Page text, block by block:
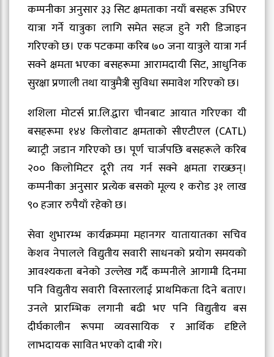
कम्पनीका अनुसार ३३ सिट क्षमताका नयाँ बसहरू उभिएर
यात्रा गर्ने यात्रुका लागि समेत सहज हुने गरी डिजाइन
गरिएको छ। एक पटकमा करिब ७० जना यात्रुले यात्रा गर्न
सक्ने क्षमता भएका बसहरूमा आरामदायी सिट, आधुनिक
सुरक्षा प्रणाली तथा यात्रुमैत्री सुविधा समावेश गरिएको छ।
शशिला मोटर्स प्रा.लि.द्वारा चीनबाट आयात गरिएका यी
बसहरूमा १४४ किलोवाट क्षमताको सीएटीएल (CATL)
ब्याट्री जडान गरिएको छ। पूर्ण चार्जपछि बसहरूले करिब
२०० किलोमिटर दूरी तय गर्न सक्ने क्षमता राख्छन्।
कम्पनीका अनुसार प्रत्येक बसको मूल्य १ करोड ३१ लाख
९० हजार रुपैयाँ रहेको छ।
सेवा शुभारम्भ कार्यक्रममा महानगर यातायातका सचिव
केशव नेपालले विद्युतीय सवारी साधनको प्रयोग समयको
आवश्यकता बनेको उल्लेख गर्दै कम्पनीले आगामी दिनमा
पनि विद्युतीय सवारी विस्तारलाई प्राथमिकता दिने बताए।
उनले प्रारम्भिक लगानी बढी भए पनि विद्युतीय बस
दीर्घकालीन रूपमा व्यवसायिक र आर्थिक दृष्टिले
लाभदायक सावित भएको दाबी गरे।